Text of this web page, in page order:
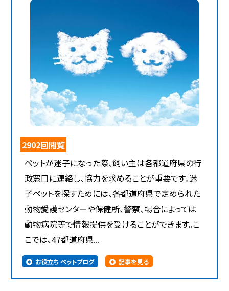
2902回閲覧
ペットが迷子になった際、飼い主は各都道府県の行
政窓口に連絡し、協力を求めることが重要です。迷
子ペットを探すためには、各都道府県で定められた
動物愛護センターや保健所、警察、場合によっては
動物病院等で情報提供を受けることができます。こ
こでは、47都道府県...
お役立ち ペットブログ 記事を見る